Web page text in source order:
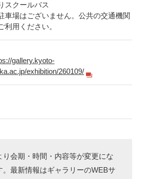
スクールバス
車場はございません。公共の交通機関
利用ください。
gallery.kyoto-
exhibition/260109/
会期・時間・内容等が変更にな
。最新情報はギャラリーのWEBサ